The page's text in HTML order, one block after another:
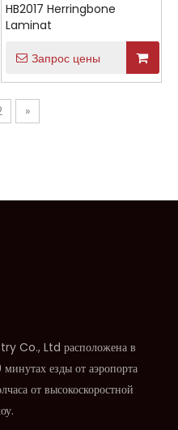
HB2017 Herringbone
Laminat
Запрос цены
»
Co., Ltd расположена в
езды от аэропорта
от высокоскоростной